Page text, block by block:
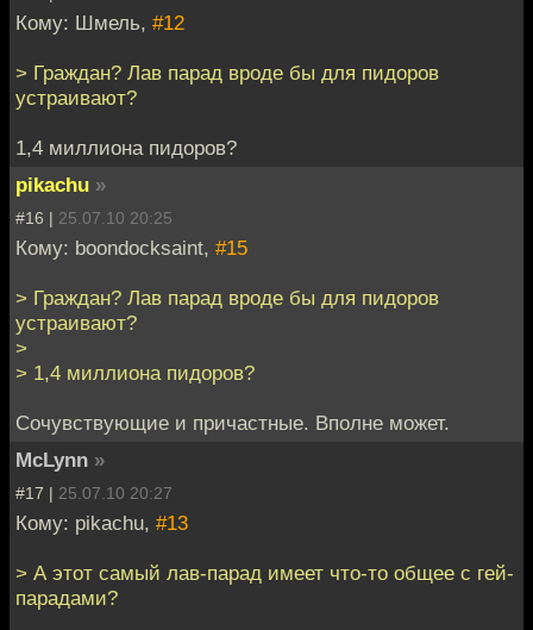
Кому: Шмель, #12
> Граждан? Лав парад вроде бы для пидоров
устраивают?
1,4 миллиона пидоров?
pikachu »
#16 | 25.07.10 20:25
Кому: boondocksaint, #15
> Граждан? Лав парад вроде бы для пидоров
устраивают?
>
> 1,4 миллиона пидоров?
Сочувствующие и причастные. Вполне может.
McLynn »
#17 | 25.07.10 20:27
Кому: pikachu, #13
> А этот самый лав-парад имеет что-то общее с гей-
парадами?